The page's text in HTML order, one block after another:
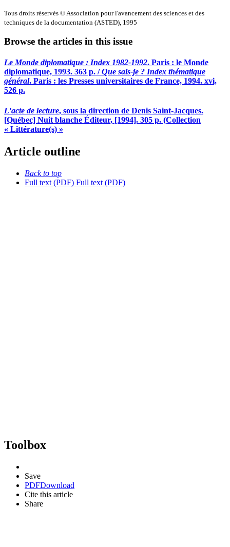
Tous droits réservés © Association pour l'avancement des sciences et des
techniques de la documentation (ASTED), 1995
Browse the articles in this issue
Le Monde diplomatique : Index 1982-1992. Paris : le Monde
diplomatique, 1993. 363 p. /Que sais-je ? Index thématique
général. Paris : les Presses universitaires de France, 1994. xvi,
526 p.
L’acte de lecture, sous la direction de Denis Saint-Jacques.
[Québec] Nuit blanche Éditeur, [1994]. 305 p. (Collection
« Littérature(s) »
Article outline
Back to top
Full text (PDF) Full text (PDF)
Toolbox
Save
PDFDownload
Cite this article
Share